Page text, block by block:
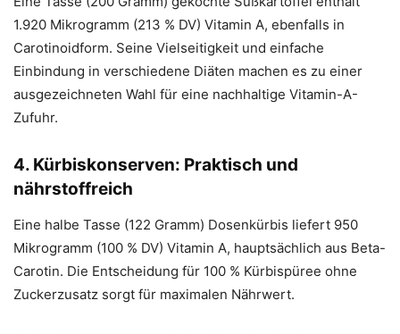
1.920 Mikrogramm (213 % DV) Vitamin A, ebenfalls in
Carotinoidform. Seine Vielseitigkeit und einfache
Einbindung in verschiedene Diäten machen es zu einer
ausgezeichneten Wahl für eine nachhaltige Vitamin-A-
Zufuhr.
4. Kürbiskonserven: Praktisch und
nährstoffreich
Eine halbe Tasse (122 Gramm) Dosenkürbis liefert 950
Mikrogramm (100 % DV) Vitamin A, hauptsächlich aus Beta-
Carotin. Die Entscheidung für 100 % Kürbispüree ohne
Zuckerzusatz sorgt für maximalen Nährwert.